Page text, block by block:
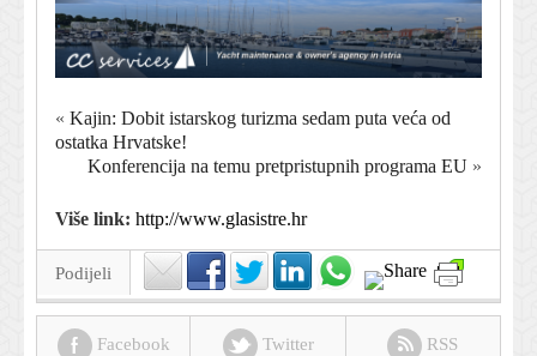
« Kajin: Dobit istarskog turizma sedam puta veća od
ostatka Hrvatske!
Konferencija na temu pretpristupnih programa EU »
Više link: http://www.glasistre.hr
Podijeli
Facebook Twitter RSS